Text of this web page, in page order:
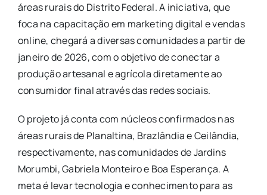
áreas rurais do Distrito Federal. A iniciativa, que
foca na capacitação em marketing digital e vendas
online, chegará a diversas comunidades a partir de
janeiro de 2026, com o objetivo de conectar a
produção artesanal e agrícola diretamente ao
consumidor final através das redes sociais.
​O projeto já conta com núcleos confirmados nas
áreas rurais de Planaltina, Brazlândia e Ceilândia,
respectivamente, nas comunidades de Jardins
Morumbi, Gabriela Monteiro e Boa Esperança. A
meta é levar tecnologia e conhecimento para as